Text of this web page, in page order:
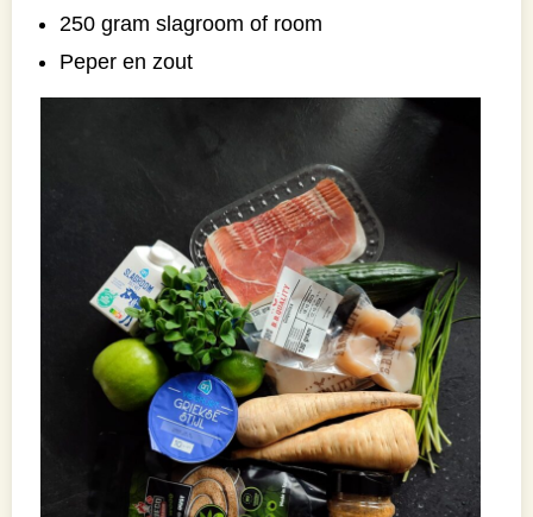
250 gram slagroom of room
Peper en zout